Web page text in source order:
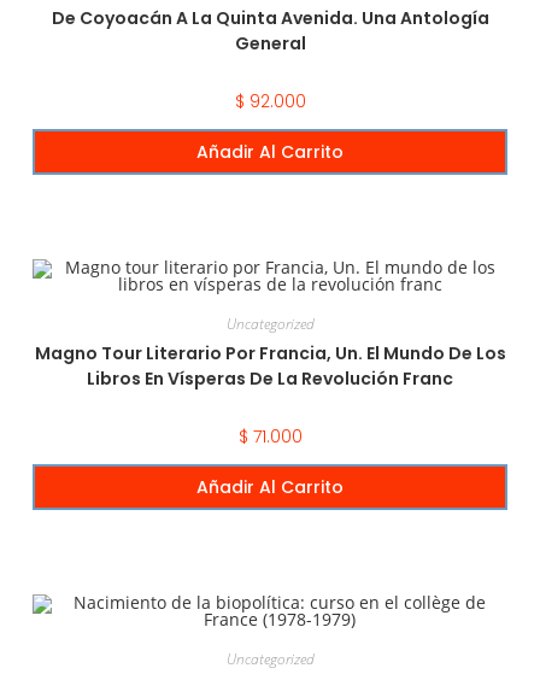
De Coyoacán A La Quinta Avenida. Una Antología
General
$ 92.000
Añadir Al Carrito
Uncategorized
Magno Tour Literario Por Francia, Un. El Mundo De Los
Libros En Vísperas De La Revolución Franc
$ 71.000
Añadir Al Carrito
Uncategorized